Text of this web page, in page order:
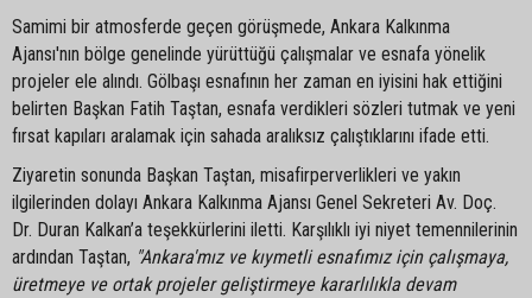
Samimi bir atmosferde geçen görüşmede, Ankara Kalkınma
Ajansı'nın bölge genelinde yürüttüğü çalışmalar ve esnafa yönelik
projeler ele alındı. Gölbaşı esnafının her zaman en iyisini hak ettiğini
belirten Başkan Fatih Taştan, esnafa verdikleri sözleri tutmak ve yeni
fırsat kapıları aralamak için sahada aralıksız çalıştıklarını ifade etti.
Ziyaretin sonunda Başkan Taştan, misafirperverlikleri ve yakın
ilgilerinden dolayı Ankara Kalkınma Ajansı Genel Sekreteri Av. Doç.
Dr. Duran Kalkan’a teşekkürlerini iletti. Karşılıklı iyi niyet temennilerinin
ardından Taştan, "Ankara'mız ve kıymetli esnafımız için çalışmaya,
üretmeye ve ortak projeler geliştirmeye kararlılıkla devam